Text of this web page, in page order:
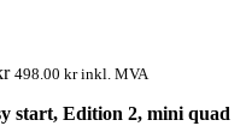
498.00 krinkl. MVA
start, Edition 2, mini quad